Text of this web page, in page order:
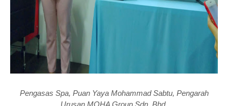
Pengasas Spa, Puan Yaya Mohammad Sabtu, Pengarah
Urusan MOHA Group Sdn. Bhd.